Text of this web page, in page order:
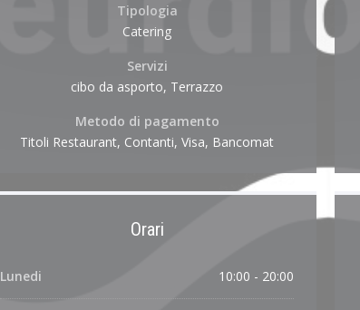
Tipologia
Catering
Servizi
cibo da asporto, Terrazzo
Metodo di pagamento
Titoli Restaurant, Contanti, Visa, Bancomat
Orari
Lunedi 10:00 - 20:00